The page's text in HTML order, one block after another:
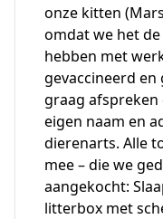
onze kitten
omdat we het
hebben met
gevaccineerd en
graag
eigen naam en
dierenarts. Alle
mee – die we
aangekocht:
litterbox met